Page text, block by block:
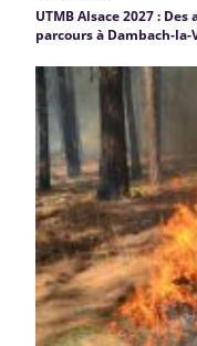
UTMB Alsace 2027 :
parcours à Dambach-